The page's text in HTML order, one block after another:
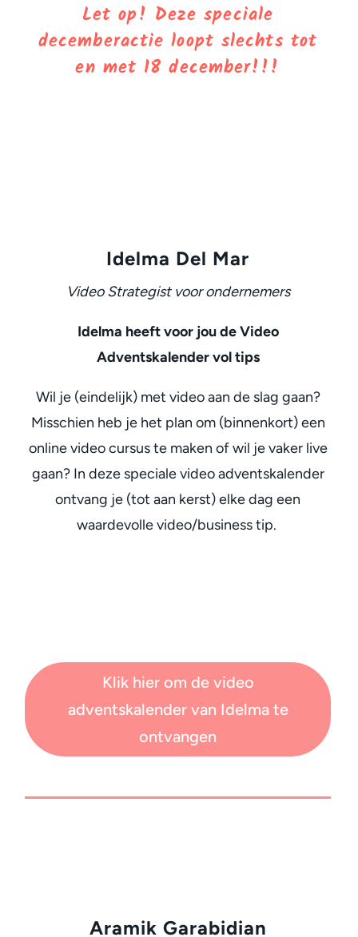
Let op! Deze speciale
decemberactie loopt slechts tot
en met 18 december!!!
Idelma Del Mar
Video Strategist voor ondernemers
Idelma heeft voor jou de Video
Adventskalender vol tips
Wil je (eindelijk) met video aan de slag gaan?
Misschien heb je het plan om (binnenkort) een
online video cursus te maken of wil je vaker live
gaan? In deze speciale video adventskalender
ontvang je (tot aan kerst) elke dag een
waardevolle video/business tip.
Klik hier om de video
adventskalender van Idelma te
ontvangen
Aramik Garabidian